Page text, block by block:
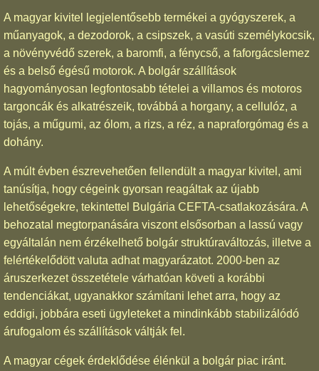
A magyar kivitel legjelentősebb termékei a gyógyszerek, a
műanyagok, a dezodorok, a csipszek, a vasúti személykocsik,
a növényvédő szerek, a baromfi, a fénycső, a faforgácslemez
és a belső égésű motorok. A bolgár szállítások
hagyományosan legfontosabb tételei a villamos és motoros
targoncák és alkatrészeik, továbbá a horgany, a cellulóz, a
tojás, a műgumi, az ólom, a rizs, a réz, a napraforgómag és a
dohány.
A múlt évben észrevehetően fellendült a magyar kivitel, ami
tanúsítja, hogy cégeink gyorsan reagáltak az újabb
lehetőségekre, tekintettel Bulgária CEFTA-csatlakozására. A
behozatal megtorpanására viszont elsősorban a lassú vagy
egyáltalán nem érzékelhető bolgár struktúraváltozás, illetve a
felértékelődött valuta adhat magyarázatot. 2000-ben az
áruszerkezet összetétele várhatóan követi a korábbi
tendenciákat, ugyanakkor számítani lehet arra, hogy az
eddigi, jobbára eseti ügyleteket a mindinkább stabilizálódó
árufogalom és szállítások váltják fel.
A magyar cégek érdeklődése élénkül a bolgár piac iránt.